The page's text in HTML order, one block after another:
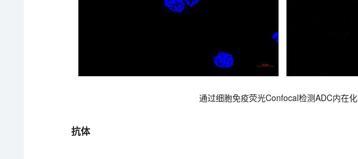
通过细胞免疫荧光Confocal检测ADC内在化
抗体